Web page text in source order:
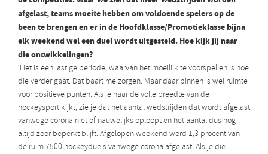
afgelast, teams moeite hebben om voldoende spelers op de
been te brengen en er in de Hoofdklasse/Promotieklasse bijna
elk weekend wel een duel wordt uitgesteld. Hoe kijk jij naar
die ontwikkelingen?
‘Het is een lastige periode, waarvan het moeilijk te voorspellen is hoe
die verder gaat. Dat baart me zorgen. Maar daar binnen is wel ruimte
voor positieve punten. Als je naar de volle breedte van de
hockeysport kijkt, zie je dat het aantal wedstrijden dat wordt afgelast
vanwege corona niet of nauwelijks oploopt en het aantal dus nog
altijd zeer beperkt blijft. Afgelopen weekend werd 1,3 procent van
de ruim 7500 hockeyduels vanwege corona afgelast. Als je die